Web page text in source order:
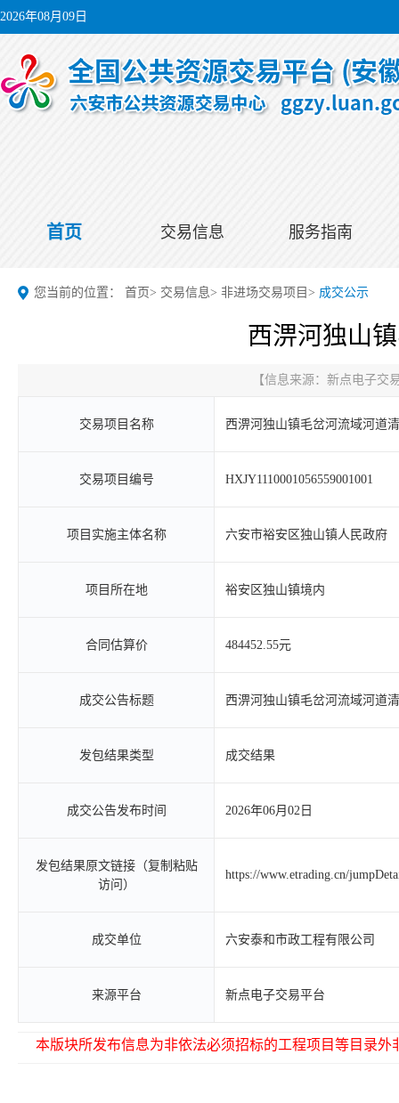
2026年08月09日
首页 交易信息 服务指南
您当前的位置： 首页> 交易信息> 非进场交易项目 > 成交公示
西淠河独山
【信息来源： 新点电子交
交易项目名称 西淠河独山镇毛岔河流域河道
交易项目编号 HXJY1110001056559001001
项目实施主体名称 六安市裕安区独山镇人民政府
项目所在地 裕安区独山镇境内
合同估算价 484452.55元
成交公告标题 西淠河独山镇毛岔河流域河道
发包结果类型 成交结果
成交公告发布时间 2026年06月02日
发包结果原文链接（复制粘贴
访问）
https://www.etrading.cn/
成交单位 六安泰和市政工程有限公司
来源平台 新点电子交易平台
本版块所发布信息为非依法必须招标的工程项目等目录